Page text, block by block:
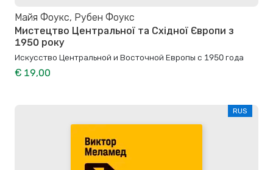
Майя Фоукс, Рубен Фоукс
Мистецтво Центральної та Східної Європи з
1950 року
Искусство Центральной и Восточной Европы с 1950 года
€ 19,00
RUS